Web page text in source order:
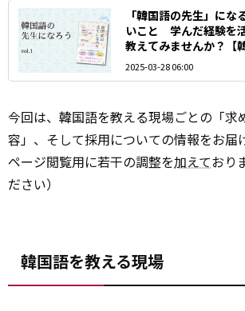
「韓国語の先生」にな
いこと 学んだ経験を
教えてみませんか？【
う①】
2025-03-28 06:00
今回は、韓国語を教える現場ごとの「求
容」、そして採用についての情報をお届
ページ閲覧用に若干の調整を加えており
ださい）
韓国語を教える現場